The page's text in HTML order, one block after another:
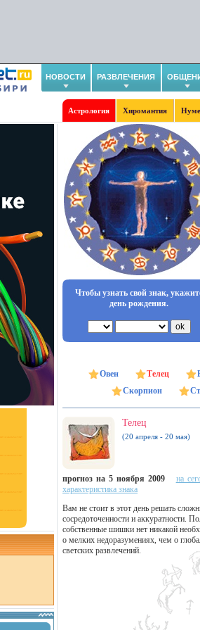
НОВОСТИ РАЗВЛЕЧЕНИЯ
Астрология Хиромантия
Чтобы узнать свой знак,
день рождения.
Овен Телец
Скорпион
Телец
(20 апреля - 20 мая)
прогноз на 5 ноября 2009
на
характеристика знака
Вам не стоит в этот день решать
сосредоточенности и аккуратности.
собственные шишки нет никакой
о мелких недоразумениях, чем о
светских развлечений.